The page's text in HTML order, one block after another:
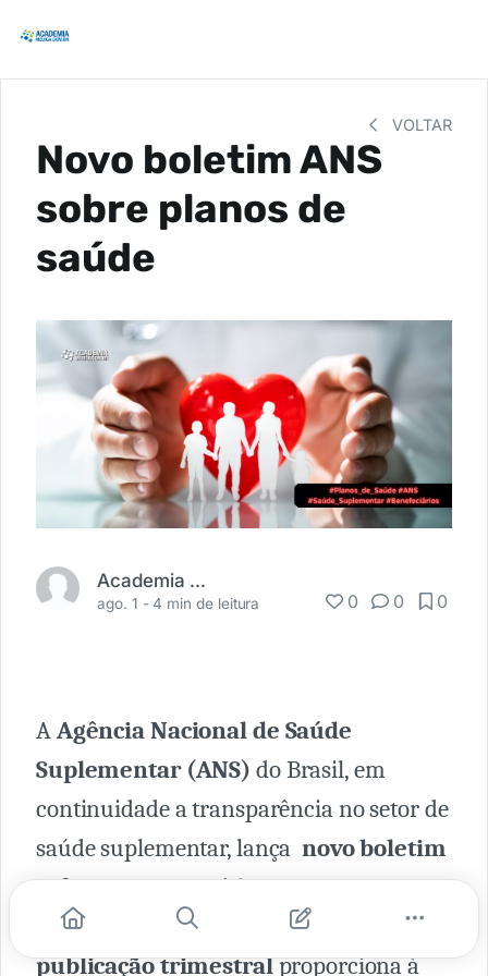
VOLTAR
Novo boletim ANS
sobre planos de
saúde
Academia Médica
ago. 1 -4 min de leitura 0 0 0
AAgência Nacional de Saúde
Suplementar (ANS) do Brasil, em
continuidade a transparência no setor de
saúde suplementar, lançanovo boletim
informativo periódico, o Panorama -
Saúde Suplementar.
Segundo a ANS, a
publicação trimestralproporciona à